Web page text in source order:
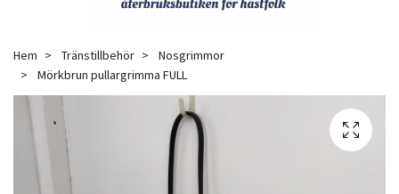
Hem Tränstillbehör
Nosgrimmor
Mörkbrun pullargrimma FULL